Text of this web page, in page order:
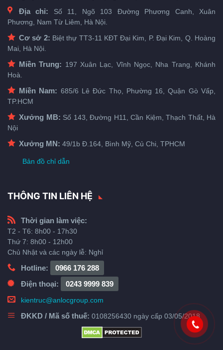
Địa chỉ: Số 11, Ngõ 103 Đường Phương Canh, Xuân
Phương, Nam Từ Liêm, Hà Nội.
Cơ sở 2: Biệt thự TT3-11 KĐT Đại Kim, P. Đại Kim, Q. Hoàng
Mai, Hà Nội.
Miền Trung: 197 Xuân Lạc, Vĩnh Ngọc, Nha Trang, Khánh
Hoà.
Miền Nam: 685/6 Lê Đức Thọ, Phường 16, Quận Gò Vấp,
TP.HCM
Xưởng MB: Số 143, Đường H11, Cần Kiệm, Thạch Thất, Hà
Nội
Xưởng MN: 49/1b Đ.164, Bình Mỹ, Củ Chi, TPHCM
Bản đồ chỉ dẫn
THÔNG TIN LIÊN HỆ
Thời gian làm việc:
T2 - T6: 8h00 - 17h30
Thứ 7: 8h00 - 12h00
Chủ Nhật và các ngày lễ: Nghỉ
Hotline:
0966 176 288
Điện thoại:
0243 9999 839
kientruc@anlocgroup.com
ĐKKD / Mã số thuế: 0108256430 ngày cấp 03/05/2018